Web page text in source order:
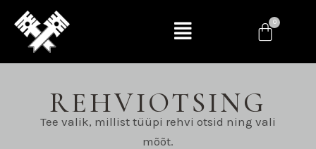
REHVIOTSING
Tee valik, millist tüüpi rehvi otsid ning vali
mõõt.